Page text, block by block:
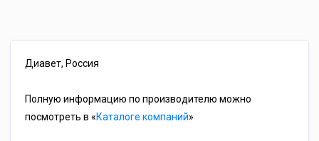
Диавет, Россия
Полную информацию по производителю можно
посмотреть в «Каталоге компаний»